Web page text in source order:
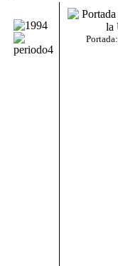
Portada: